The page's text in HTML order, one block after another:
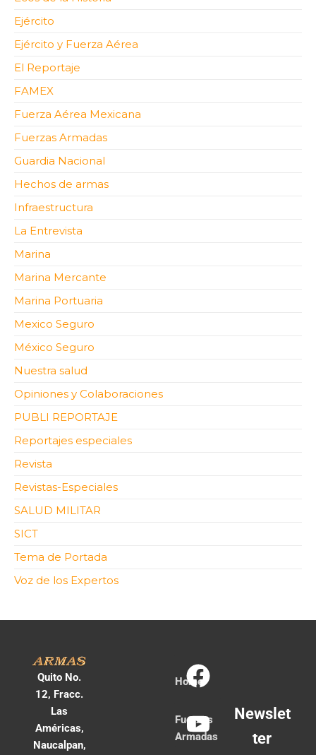
Ejército
Ejército y Fuerza Aérea
El Reportaje
FAMEX
Fuerza Aérea Mexicana
Fuerzas Armadas
Guardia Nacional
Hechos de armas
Infraestructura
La Entrevista
Marina
Marina Mercante
Marina Portuaria
Mexico Seguro
México Seguro
Nuestra salud
Opiniones y Colaboraciones
PUBLI REPORTAJE
Reportajes especiales
Revista
Revistas-Especiales
SALUD MILITAR
SICT
Tema de Portada
Voz de los Expertos
Quito No.
12, Fracc.
Las
Américas,
Naucalpan,
Home
Fuerzas
Armadas
Newslet
ter